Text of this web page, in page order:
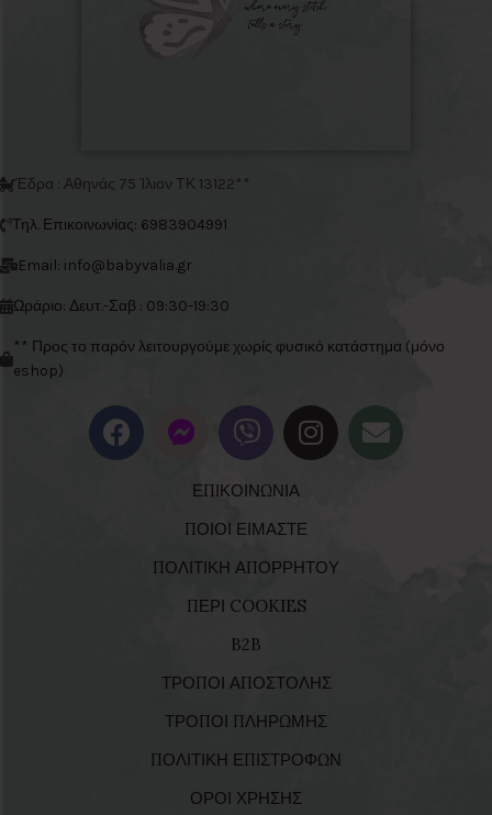
Έδρα : Αθηνάς 75 Ίλιον ΤΚ 13122**
Τηλ. Επικοινωνίας: 6983904991
Email: info@babyvalia.gr
Ωράριο: Δευτ.-Σαβ : 09:30-19:30
** Προς το παρόν λειτουργούμε χωρίς φυσικό κατάστημα (μόνο
eshop)
ΕΠΙΚΟΙΝΩΝΙΑ
ΠΟΙΟΙ ΕΙΜΑΣΤΕ
ΠΟΛΙΤΙΚΗ ΑΠΟΡΡΗΤΟΥ
ΠΕΡΙ COOKIES
B2B
ΤΡΟΠΟΙ ΑΠΟΣΤΟΛΗΣ
ΤΡΟΠΟΙ ΠΛΗΡΩΜΗΣ
ΠΟΛΙΤΙΚΗ ΕΠΙΣΤΡΟΦΩΝ
ΟΡΟΙ ΧΡΗΣΗΣ